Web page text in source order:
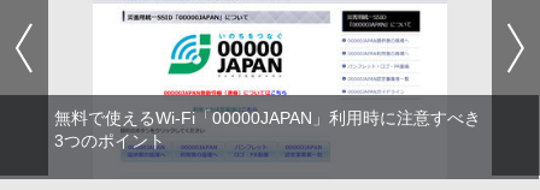
無料で使えるWi-Fi「00000JAPAN」利用時に注意すべき
3つのポイント